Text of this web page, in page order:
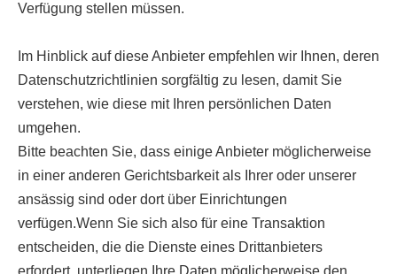
Verfügung stellen müssen.
Im Hinblick auf diese Anbieter empfehlen wir Ihnen, deren
Datenschutzrichtlinien sorgfältig zu lesen, damit Sie
verstehen, wie diese mit Ihren persönlichen Daten
umgehen.
Bitte beachten Sie, dass einige Anbieter möglicherweise
in einer anderen Gerichtsbarkeit als Ihrer oder unserer
ansässig sind oder dort über Einrichtungen
verfügen.Wenn Sie sich also für eine Transaktion
entscheiden, die die Dienste eines Drittanbieters
erfordert, unterliegen Ihre Daten möglicherweise den